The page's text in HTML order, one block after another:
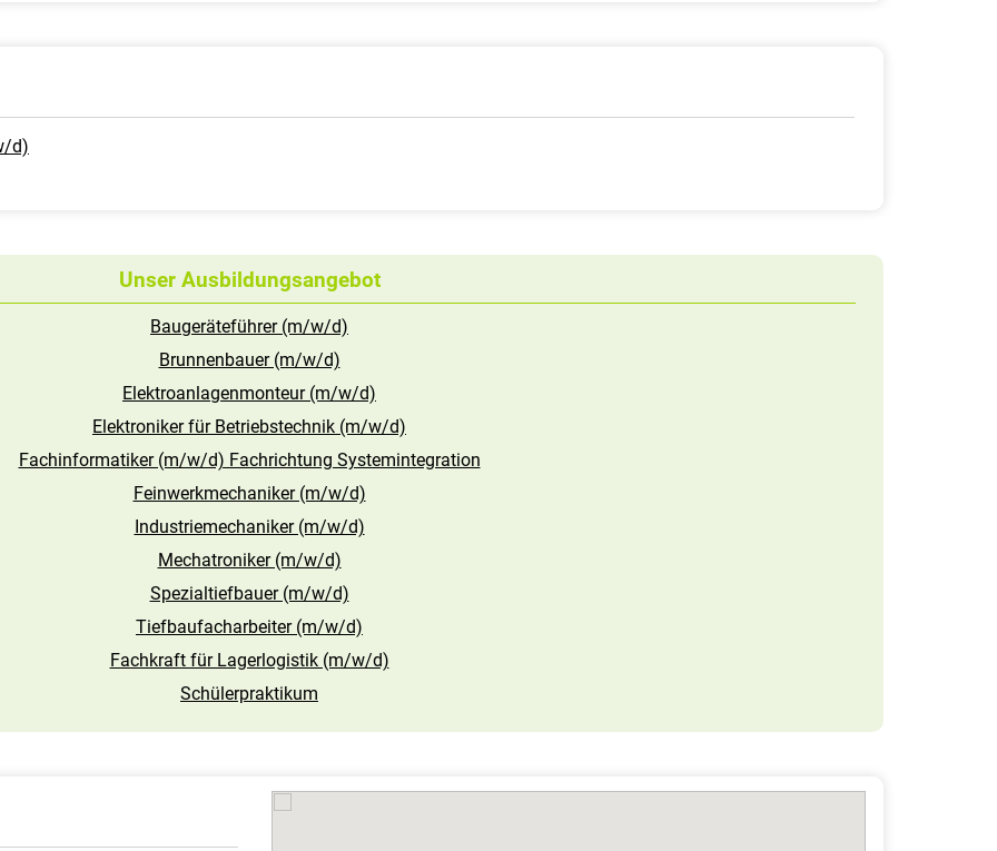
d)
Unser Ausbildungsangebot
Baugeräteführer (m/w/d)
Brunnenbauer (m/w/d)
Elektroanlagenmonteur (m/w/d)
Elektroniker für Betriebstechnik (m/w/d)
Fachinformatiker (m/w/d) Fachrichtung Systemintegration
Feinwerkmechaniker (m/w/d)
Industriemechaniker (m/w/d)
Mechatroniker (m/w/d)
Spezialtiefbauer (m/w/d)
Tiefbaufacharbeiter (m/w/d)
Fachkraft für Lagerlogistik (m/w/d)
Schülerpraktikum